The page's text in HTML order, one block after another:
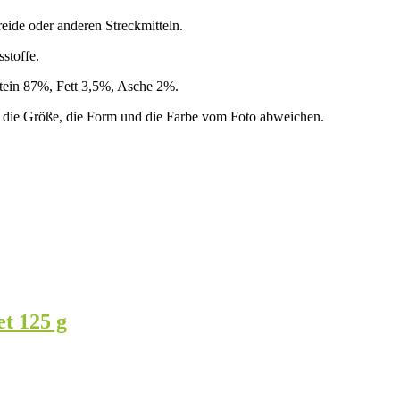
oder anderen Streckmitteln.
87%, Fett 3,5%, Asche 2%.
Größe, die Form und die Farbe vom Foto abweichen.
125 g